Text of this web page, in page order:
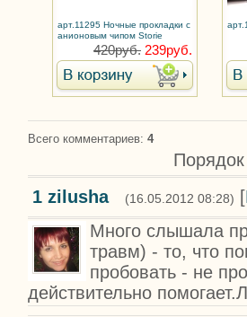
арт.11295 Ночные прокладки с
анионовым чипом Storie
420руб. 239руб.
Всего комментариев: 4
1 zilusha (16.05.2012 08:28) [
Много слышала
травм) - то, что
пробовать - не
действительно